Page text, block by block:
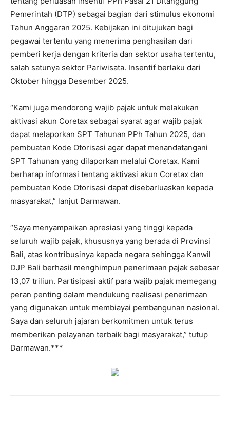
Pemerintah (DTP) sebagai bagian dari stimulus ekonomi
Tahun Anggaran 2025. Kebijakan ini ditujukan bagi
pegawai tertentu yang menerima penghasilan dari
pemberi kerja dengan kriteria dan sektor usaha tertentu,
salah satunya sektor Pariwisata. Insentif berlaku dari
Oktober hingga Desember 2025.
“Kami juga mendorong wajib pajak untuk melakukan
aktivasi akun Coretax sebagai syarat agar wajib pajak
dapat melaporkan SPT Tahunan PPh Tahun 2025, dan
pembuatan Kode Otorisasi agar dapat menandatangani
SPT Tahunan yang dilaporkan melalui Coretax. Kami
berharap informasi tentang aktivasi akun Coretax dan
pembuatan Kode Otorisasi dapat disebarluaskan kepada
masyarakat,” lanjut Darmawan.
“Saya menyampaikan apresiasi yang tinggi kepada
seluruh wajib pajak, khususnya yang berada di Provinsi
Bali, atas kontribusinya kepada negara sehingga Kanwil
DJP Bali berhasil menghimpun penerimaan pajak sebesar
13,07 triliun. Partisipasi aktif para wajib pajak memegang
peran penting dalam mendukung realisasi penerimaan
yang digunakan untuk membiayai pembangunan nasional.
Saya dan seluruh jajaran berkomitmen untuk terus
memberikan pelayanan terbaik bagi masyarakat,” tutup
Darmawan.***